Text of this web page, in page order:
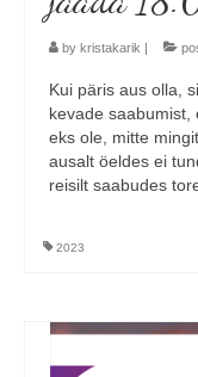
by kristakarik |
Kui päris aus olla,
kevade saabumist,
eks ole, mitte
ausalt öeldes ei
reisilt saabudes
2023